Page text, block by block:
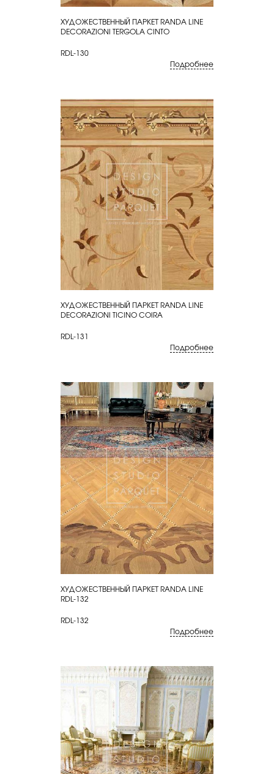
КУПИТЬ
ХУДОЖЕСТВЕННЫЙ ПАРКЕТ RANDA LINE
DECORAZIONI TERGOLA CINTO
RDL-130
Подробнее
КУПИТЬ
ХУДОЖЕСТВЕННЫЙ ПАРКЕТ RANDA LINE
DECORAZIONI TICINO COIRA
RDL-131
Подробнее
КУПИТЬ
ХУДОЖЕСТВЕННЫЙ ПАРКЕТ RANDA LINE
RDL-132
RDL-132
Подробнее